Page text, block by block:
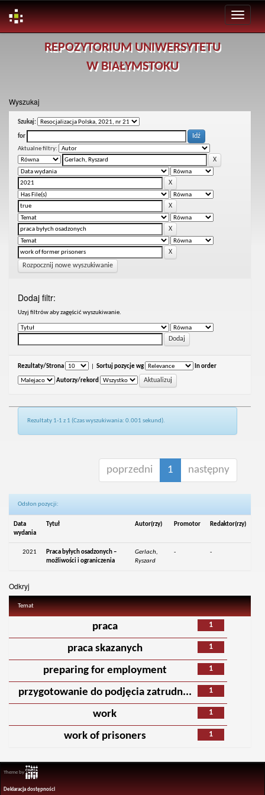
REPOZYTORIUM UNIWERSYTETU
W BIAŁYMSTOKU
Wyszukaj
Szukaj:
for
Aktualne filtry:
Rozpocznij nowe wyszukiwanie
Dodaj filtr:
Uzyj filtrów aby zagęścić wyszukiwanie.
Rezultaty/Strona Sortuj pozycje wg In order
Autorzy/rekord
Rezultaty 1-1 z 1 (Czas wyszukiwania: 0.001 sekund).
poprzedni 1 następny
Odsłon pozycji:
Data
wydania
Tytuł Autor(rzy) Promotor Redaktor(rzy)
2021
Praca byłych osadzonych –
możliwości i ograniczenia
Gerlach,
Ryszard
- -
Odkryj
Temat
1
praca
1
praca skazanych
1
preparing for employment
1
przygotowanie do podjęcia zatrudn...
1
work
1
work of prisoners
Theme by
Deklaracja dostępności